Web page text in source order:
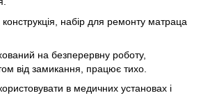
конструкція, набір для ремонту матраца
на безперервну роботу,
від замикання, працює тихо.
в медичних установах і